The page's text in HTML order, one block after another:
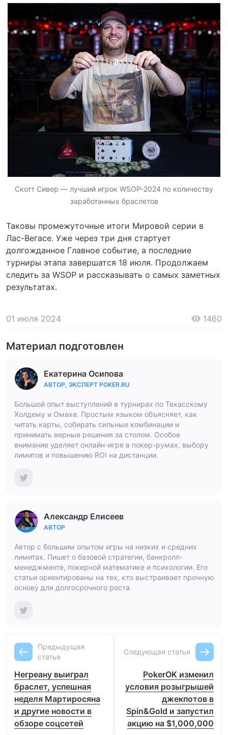
Скотт Сивер — лучший игрок WSOP-2024 по количеству
заработанных браслетов
Таковы промежуточные итоги Мировой серии в
Лас-Вегасе. Уже через три дня стартует
долгожданное Главное событие, а последние
турниры этапа завершатся 18 июля. Продолжаем
следить за WSOP и рассказывать о самых заметных
результатах.
01 июля 2024 1460
Материал подготовлен
Екатерина Осипова
АВТОР, ЭКСПЕРТ POKER.RU
Большой опыт выступлений в турнирах по Техасскому
Холдему и Омахе. Простым языком объясняет, как
читать карты, собирать сильные комбинации и
принимать верные решения за столом. Особое
внимание уделяет онлайн-игре в покер-румах, выбору
лимитов и повышению ROI на дистанции.
Александр Елисеев
АВТОР
Автор с большим опытом игры на низких и средних
лимитах. Пишет о базовой стратегии, банкролл-
менеджменте, покерной математике и психологии. Его
статьи ориентированы на тех, кто выстраивает прочную
основу для долгосрочного роста.
Предыдущая
статья
Негреану выиграл
браслет, успешная
неделя Мартиросяна
и другие новости в
обзоре соцсетей
Следующая статья
PokerOK изменил
условия розыгрышей
джекпотов в
Spin&Gold и запустил
акцию на $1,000,000